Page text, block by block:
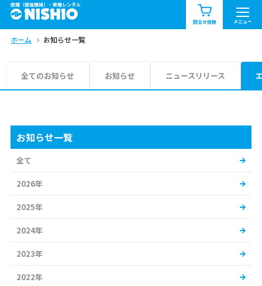
建機（建設機械）・重機レンタル
問合せ依頼 メニュー
商品一覧 お知らせ一覧
問合せ依頼リスト
エリア情報を見る
中部 関西 中国・四国
ホーム お知らせ一覧
全てのお知らせ お知らせ ニュースリリース
お知らせ一覧
全て
2026年
2025年
2024年
2023年
2022年